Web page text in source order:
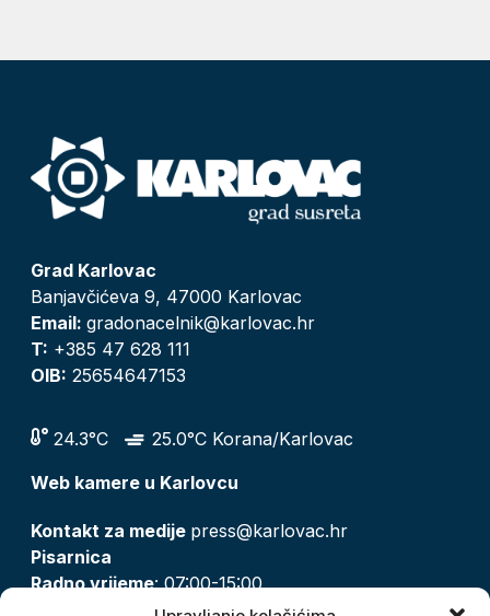
Grad Karlovac
Banjavčićeva 9, 47000 Karlovac
Email: gradonacelnik@karlovac.hr
T: +385 47 628 111
OIB: 25654647153
24.3°C
25.0°C Korana/Karlovac
Web kamere u Karlovcu
Kontakt za medije press@karlovac.hr
Pisarnica
Radno vrijeme: 07:00-15:00
pisarnica@karlovac.hr